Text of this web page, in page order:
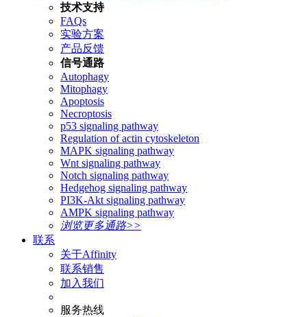
技术支持
FAQs
实验方案
产品反馈
信号通路
Autophagy
Mitophagy
Apoptosis
Necroptosis
p53 signaling pathway
Regulation of actin cytoskeleton
MAPK signaling pathway
Wnt signaling pathway
Notch signaling pathway
Hedgehog signaling pathway
PI3K-Akt signaling pathway
AMPK signaling pathway
浏览更多通路>>
联系
关于Affinity
联系销售
加入我们
服务热线